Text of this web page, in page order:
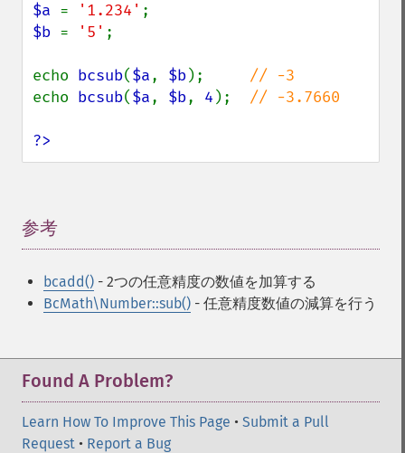
$a = '1.234'
$b = '5' ;
echo bcsub($a, $b);
echo bcsub($a, $b, 4 ); // -3.7660
?>
参考
bcadd() - 2つの任意精度の数値を加算する
BcMath\Number::sub() - 任意精度数値の減算を行う
Found A Problem?
Learn How To Improve This Page • Submit a Pull
Request • Report a Bug